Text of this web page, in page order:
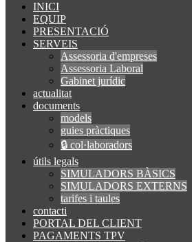
INICI
EQUIP
PRESENTACIÓ
SERVEIS
Assessoria d'empreses
Assessoria Laboral
Gabinet jurídic
actualitat
documents
models
guies pràctiques
🔒 col·laboradors
útils legals
SIMULADORS BÀSICS
SIMULADORS EXTERNS
tarifes i taules
contacti
PORTAL DEL CLIENT
PAGAMENTS TPV